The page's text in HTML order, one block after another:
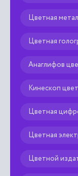
Цветная
Цветная
Анаглифов
Кинескоп
Цветная
Цветная
Цветной